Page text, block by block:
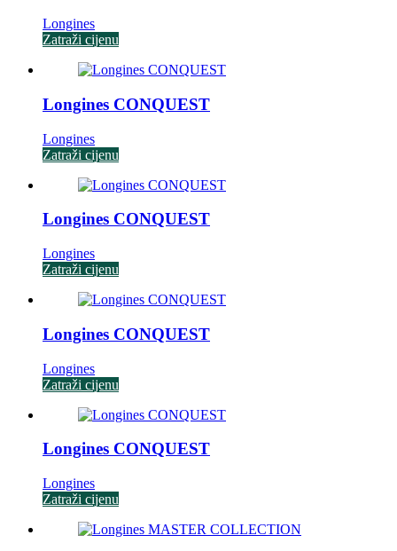
Longines
Zatraži cijenu
Longines CONQUEST
Longines
Zatraži cijenu
Longines CONQUEST
Longines
Zatraži cijenu
Longines CONQUEST
Longines
Zatraži cijenu
Longines CONQUEST
Longines
Zatraži cijenu